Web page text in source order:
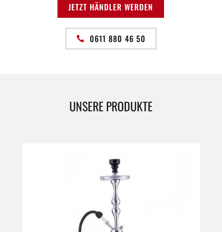
JETZT HÄNDLER WERDEN
0611 880 46 50
UNSERE PRODUKTE